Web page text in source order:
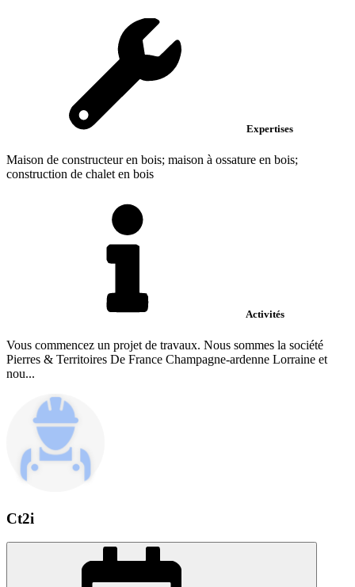
Expertises
Maison de constructeur en bois; maison à ossature en bois;
construction de chalet en bois
Activités
Vous commencez un projet de travaux. Nous sommes la société
Pierres & Territoires De France Champagne-ardenne Lorraine et
nou...
Ct2i